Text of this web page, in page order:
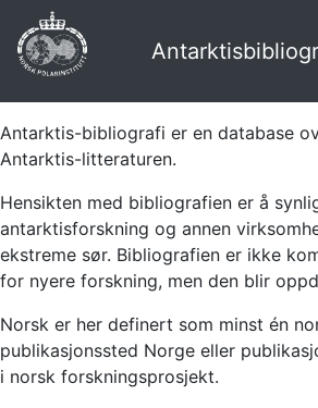
Antarktis-bibliografi er en database
Antarktis-litteraturen.
Hensikten med bibliografien er å
antarktisforskning og annen
ekstreme sør. Bibliografien er ikke
for nyere forskning, men den blir
Norsk er her definert som minst én
publikasjonssted Norge eller
i norsk forskningsprosjekt.